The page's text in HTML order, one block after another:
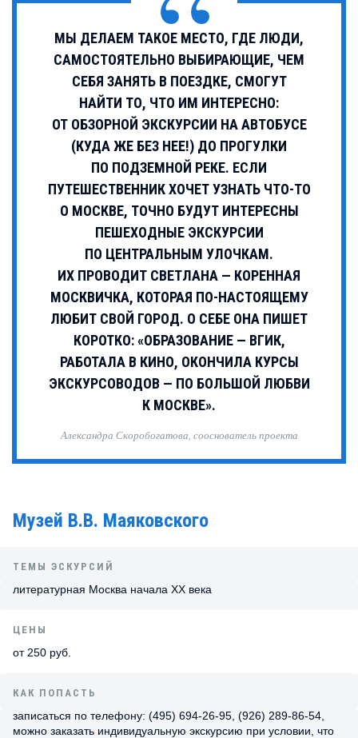
МЫ ДЕЛАЕМ ТАКОЕ МЕСТО, ГДЕ ЛЮДИ,
САМОСТОЯТЕЛЬНО ВЫБИРАЮЩИЕ, ЧЕМ
СЕБЯ ЗАНЯТЬ В ПОЕЗДКЕ, СМОГУТ
НАЙТИ ТО, ЧТО ИМ ИНТЕРЕСНО:
ОТ ОБЗОРНОЙ ЭКСКУРСИИ НА АВТОБУСЕ
(КУДА ЖЕ БЕЗ НЕЕ!) ДО ПРОГУЛКИ
ПО ПОДЗЕМНОЙ РЕКЕ. ЕСЛИ
ПУТЕШЕСТВЕННИК ХОЧЕТ УЗНАТЬ ЧТО-ТО
О МОСКВЕ, ТОЧНО БУДУТ ИНТЕРЕСНЫ
ПЕШЕХОДНЫЕ ЭКСКУРСИИ
ПО ЦЕНТРАЛЬНЫМ УЛОЧКАМ.
ИХ ПРОВОДИТ СВЕТЛАНА — КОРЕННАЯ
МОСКВИЧКА, КОТОРАЯ ПО-НАСТОЯЩЕМУ
ЛЮБИТ СВОЙ ГОРОД. О СЕБЕ ОНА ПИШЕТ
КОРОТКО: «ОБРАЗОВАНИЕ — ВГИК,
РАБОТАЛА В КИНО, ОКОНЧИЛА КУРСЫ
ЭКСКУРСОВОДОВ — ПО БОЛЬШОЙ ЛЮБВИ
К МОСКВЕ».
Александра Скоробогатова, сооснователь проекта
Музей В.В. Маяковского
ТЕМЫ ЭСКУРСИЙ
литературная Москва начала XX века
ЦЕНЫ
от 250 руб.
КАК ПОПАСТЬ
записаться по телефону: (495) 694-26-95, (926) 289-86-54,
можно заказать индивидуальную экскурсию при условии, что